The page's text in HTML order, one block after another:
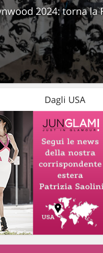
2024: torna la
Dagli USA